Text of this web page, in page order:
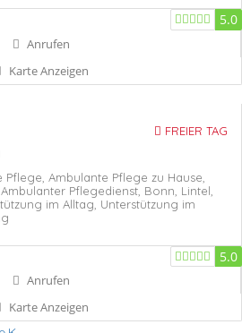
5.0
Anrufen
Karte Anzeigen
FREIER TAG
Pflege, Ambulante Pflege zu Hause,
Ambulanter Pflegedienst, Bonn, Lintel,
im Alltag, Unterstützung im
5.0
Anrufen
Karte Anzeigen